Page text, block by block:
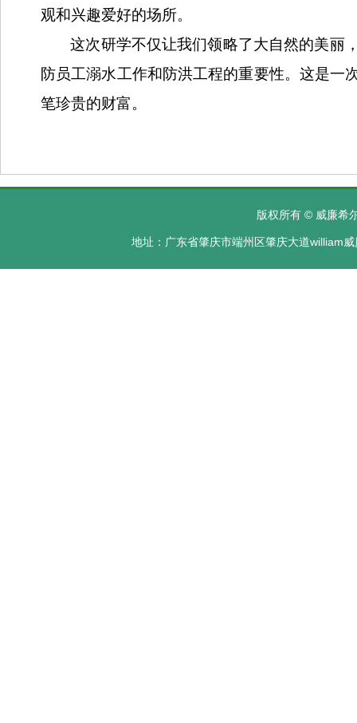
观和兴趣爱好的场所。
这次研学不仅让我们领略了大自然的美丽
防员工溺水工作和防洪工程的重要性。这是一
笔珍贵的财富。
版权所有 © 威廉希
地址：广东省肇庆市端州区肇庆大道william